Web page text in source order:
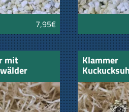
7,95€
mit Klammer